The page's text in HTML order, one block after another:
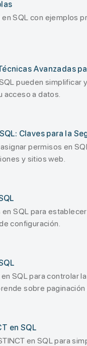
SQL con ejemplos
Avanzadas
pueden simplificar
acceso a datos.
Claves para la
permisos en
y sitios web.
SQL para
configuración.
SQL para controlar
sobre paginación
en SQL
en SQL para